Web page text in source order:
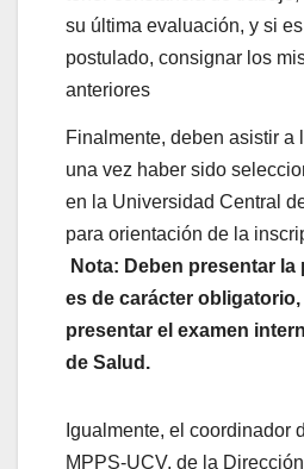
su última evaluación, y si
postulado, consignar los
anteriores
Finalmente, deben asistir a
una vez haber sido
en la Universidad Central
para orientación de la
Nota: Deben presentar la
es de carácter
presentar el examen
de Salud.
Igualmente, el coordinador
MPPS-UCV, de la